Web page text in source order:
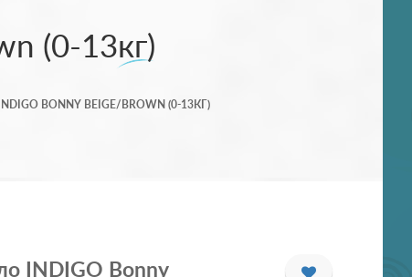
(0-13кг)
BONNY BEIGE/BROWN (0-13КГ)
INDIGO Bonny